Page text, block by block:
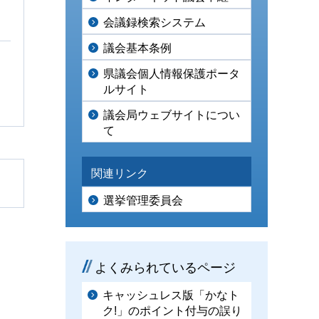
会議録検索システム
議会基本条例
県議会個人情報保護ポータ
ルサイト
議会局ウェブサイトについ
て
関連リンク
選挙管理委員会
よくみられているページ
キャッシュレス版「かなト
ク!」のポイント付与の誤り